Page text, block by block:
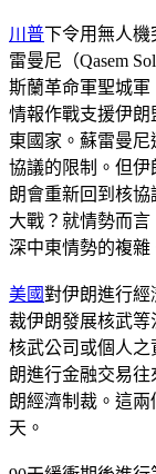
川普下令用無人機
雷曼尼（Qasem
斯蘭革命軍聖城軍
情報作戰支援伊
東國家。蘇雷曼
協議的限制。但
朗會重新回到核
大戰？就情勢而
深中東情勢的複雜
美國對伊朗進行經
裁伊朗發展核武
核武公司或個人
朗進行金融交易
朗經濟制裁。這
天。